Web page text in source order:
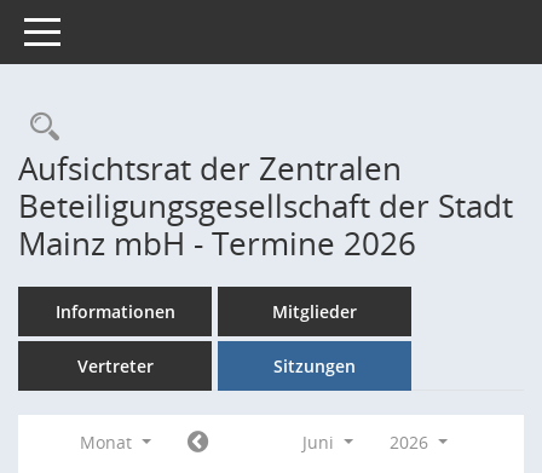
Toggle navigation
Rechercheauswahl
Aufsichtsrat der Zentralen
Beteiligungsgesellschaft der Stadt
Mainz mbH - Termine 2026
Informationen Mitglieder
Vertreter Sitzungen
Monat Juni
2026